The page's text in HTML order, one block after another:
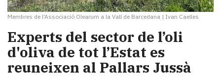
Membres de l'Associació Olearum a la Vall de Barcedana | Ivan Caelles
Experts del sector de l’oli
d'oliva de tot l’Estat es
reuneixen al Pallars Jussà